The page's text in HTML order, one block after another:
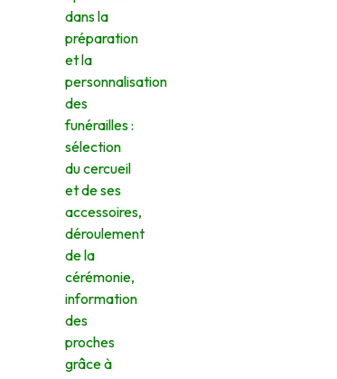
dans la
préparation
et la
personnalisation
des
funérailles :
sélection
du cercueil
et de ses
accessoires,
déroulement
de la
cérémonie,
information
des
proches
grâce à